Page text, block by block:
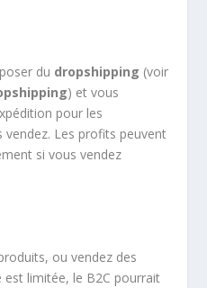
du dropshipping (voir
) et vous
pour les
vendez. Les profits peuvent
si vous vendez
ou vendez des
est limitée, le B2C pourrait